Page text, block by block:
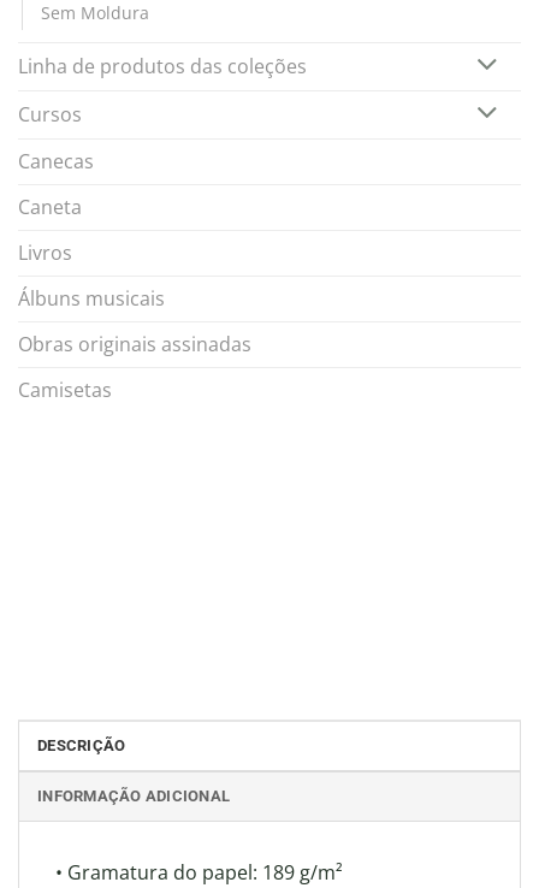
Sem Moldura
Linha de produtos das coleções
Cursos
Canecas
Caneta
Livros
Álbuns musicais
Obras originais assinadas
Camisetas
DESCRIÇÃO
INFORMAÇÃO ADICIONAL
• Gramatura do papel: 189 g/m²